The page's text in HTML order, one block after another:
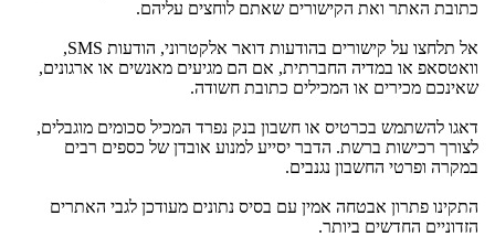
כתובת האתר ואת הקישורים שאתם לוחצים עליהם.
אל תלחצו על קישורים בהודעות דואר אלקטרוני, הודעות SMS
,
וואטסאפ או במדיה החברתית, אם הם מגיעים מאנשים או ארגונים,
שאינכם מכירים או המכילים כתובת חשודה.
דאגו להשתמש בכרטיס או חשבון בנק נפרד המכיל סכומים מוגבלים,
לצורך רכישות ברשת. הדבר יסייע למנוע אובדן של כספים רבים
במקרה ופרטי החשבון נגנבים.
התקינו פתרון אבטחה אמין עם בסיס נתונים מעודכן לגבי האתרים
הזדוניים החדשים ביותר.